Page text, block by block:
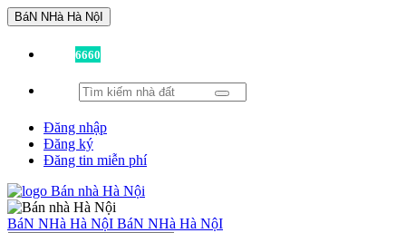
BáN NHà Hà NộI
6660
Đăng nhập
Đăng ký
Đăng tin miễn phí
BáN NHà Hà NộI BáN NHà Hà NộI